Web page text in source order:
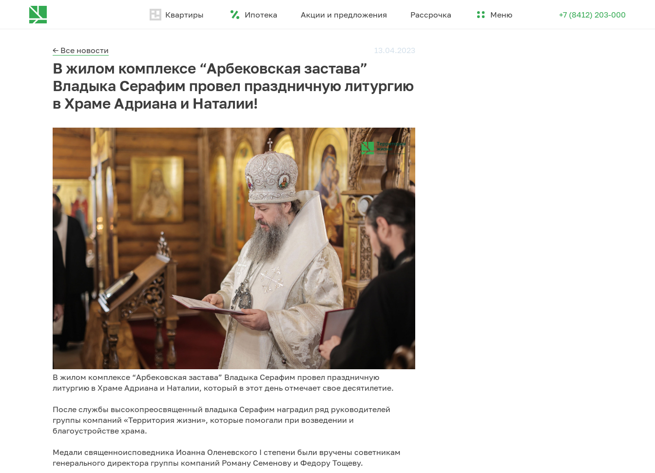
Квартиры Ипотека Акции и предложения Рассрочка Меню +7 (8412) 203-000
← Все новости 13.04.2023
В жилом комплексе “Арбековская застава”
Владыка Серафим провел праздничную литургию
в Храме Адриана и Наталии!
В жилом комплексе “Арбековская застава” Владыка Серафим провел праздничную
литургию в Храме Адриана и Наталии, который в этот день отмечает свое десятилетие.
После службы высокопреосвященный владыка Серафим наградил ряд руководителей
группы компаний «Территория жизни», которые помогали при возведении и
благоустройстве храма.
Медали священноисповедника Иоанна Оленевского I степени были вручены советникам
генерального директора группы компаний Роману Семенову и Федору Тощеву.